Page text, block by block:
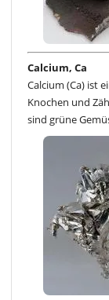
Calcium, Ca
Calcium (Ca) ist
Knochen und
sind grüne